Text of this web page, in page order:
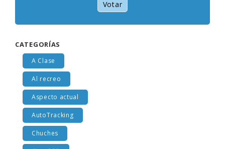
Votar
CATEGORÍAS
A Clase
Al recreo
Aspecto actual
AutoTracking
Chuches